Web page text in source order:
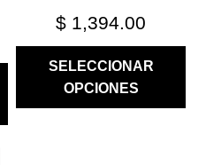
$ 1,394.00
SELECCIONAR
OPCIONES